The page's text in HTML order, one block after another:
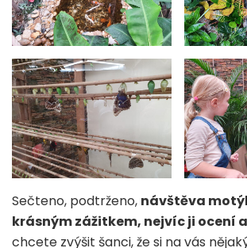
Sečteno, podtrženo, návštěva
krásným zážitkem, nejvíc ji ocení
chcete zvýšit šanci, že si na vás